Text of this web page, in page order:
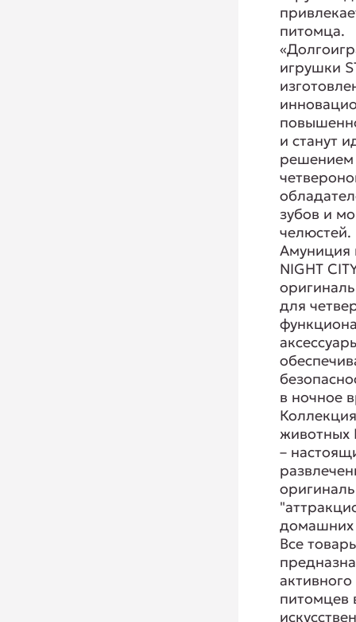
питомца.
игрушки
и станут
зубов и
челюстей.
Амуниция
NIGHT
для
в ночное
животных
–
Все
питомцев